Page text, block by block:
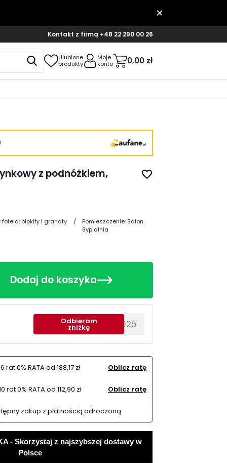
Kontakt z firmą +48 22 290 00 26
Ulubione
produkty
Moje
konto
0,00 zł
z podnóżkiem,
favorite_border
fotela: błękity i granaty Pomieszczenie: Salon
Sypialnia
Dodaj do koszyka
********EWS2025
Odbieram
zniżkę
rat 0% RATA od 188,17 zł Oblicz ratę
rat 0% RATA od 112,90 zł Oblicz ratę
zakup z płatnością odroczoną
- Skorzystaj z najszybszej dostawy w
Polsce